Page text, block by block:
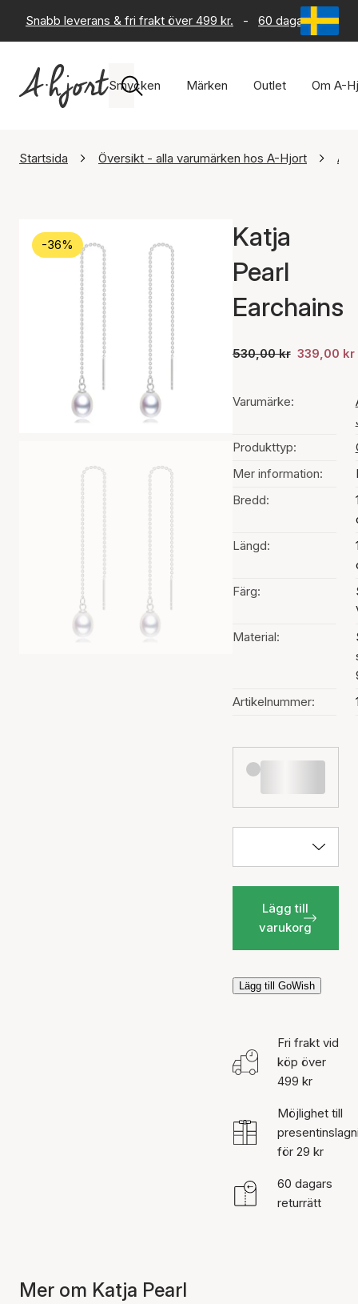
Snabb leverans & fri frakt över 499 kr. - 60 dagars
Smycken Märken Outlet Om A-
Startsida Översikt - alla varumärken hos A-Hjort A-
-36%
Katja
Pearl
Earchains
530,00 kr 339,00 kr
Varumärke:
Produkttyp:
Mer information:
Bredd:
Längd:
Färg:
Material:
Artikelnummer:
Lägg till
varukorg
Lägg till GoWish
Fri frakt vid
köp över
499 kr
Möjlighet till
för 29 kr
60 dagars
returrätt
Mer om Katja Pearl